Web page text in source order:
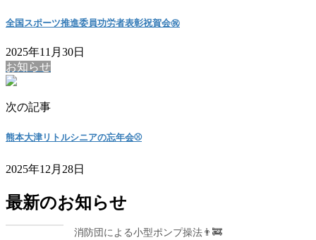
全国スポーツ推進委員功労者表彰祝賀会㊗️
2025年11月30日
お知らせ
次の記事
熊本大津リトルシニアの忘年会⚾
2025年12月28日
最新のお知らせ
消防団による小型ポンプ操法👨‍🚒